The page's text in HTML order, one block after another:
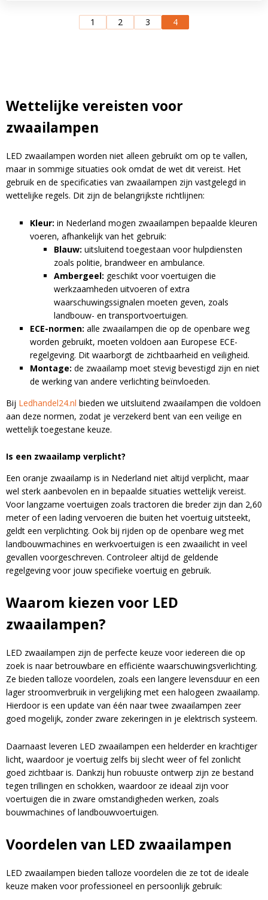
1 2 3 4
Wettelijke vereisten voor
zwaailampen
LED zwaailampen worden niet alleen gebruikt om op te vallen,
maar in sommige situaties ook omdat de wet dit vereist. Het
gebruik en de specificaties van zwaailampen zijn vastgelegd in
wettelijke regels. Dit zijn de belangrijkste richtlijnen:
Kleur: in Nederland mogen zwaailampen bepaalde kleuren
voeren, afhankelijk van het gebruik:
Blauw: uitsluitend toegestaan voor hulpdiensten
zoals politie, brandweer en ambulance.
Ambergeel: geschikt voor voertuigen die
werkzaamheden uitvoeren of extra
waarschuwingssignalen moeten geven, zoals
landbouw- en transportvoertuigen.
ECE-normen: alle zwaailampen die op de openbare weg
worden gebruikt, moeten voldoen aan Europese ECE-
regelgeving. Dit waarborgt de zichtbaarheid en veiligheid.
Montage: de zwaailamp moet stevig bevestigd zijn en niet
de werking van andere verlichting beïnvloeden.
Bij Ledhandel24.nl bieden we uitsluitend zwaailampen die voldoen
aan deze normen, zodat je verzekerd bent van een veilige en
wettelijk toegestane keuze.
Is een zwaailamp verplicht?
Een oranje zwaailamp is in Nederland niet altijd verplicht, maar
wel sterk aanbevolen en in bepaalde situaties wettelijk vereist.
Voor langzame voertuigen zoals tractoren die breder zijn dan 2,60
meter of een lading vervoeren die buiten het voertuig uitsteekt,
geldt een verplichting. Ook bij rijden op de openbare weg met
landbouwmachines en werkvoertuigen is een zwaailicht in veel
gevallen voorgeschreven. Controleer altijd de geldende
regelgeving voor jouw specifieke voertuig en gebruik.
Waarom kiezen voor LED
zwaailampen?
LED zwaailampen zijn de perfecte keuze voor iedereen die op
zoek is naar betrouwbare en efficiënte waarschuwingsverlichting.
Ze bieden talloze voordelen, zoals een langere levensduur en een
lager stroomverbruik in vergelijking met een halogeen zwaailamp.
Hierdoor is een update van één naar twee zwaailampen zeer
goed mogelijk, zonder zware zekeringen in je elektrisch systeem.
Daarnaast leveren LED zwaailampen een helderder en krachtiger
licht, waardoor je voertuig zelfs bij slecht weer of fel zonlicht
goed zichtbaar is. Dankzij hun robuuste ontwerp zijn ze bestand
tegen trillingen en schokken, waardoor ze ideaal zijn voor
voertuigen die in zware omstandigheden werken, zoals
bouwmachines of landbouwvoertuigen.
Voordelen van LED zwaailampen
LED zwaailampen bieden talloze voordelen die ze tot de ideale
keuze maken voor professioneel en persoonlijk gebruik:
Blijf op de hoogte van nieuwe product
updates, promoties en aanbiedingen, leuke
klantverhalen en ontdek de klantfoto van de
Bevestig je inschrijving via de bevestigingsmail